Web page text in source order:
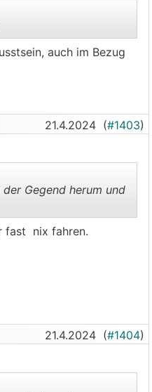
auch im Bezug
21.4.2024 (#1403)
Gegend herum und
fast nix fahren.
21.4.2024 (#1404)